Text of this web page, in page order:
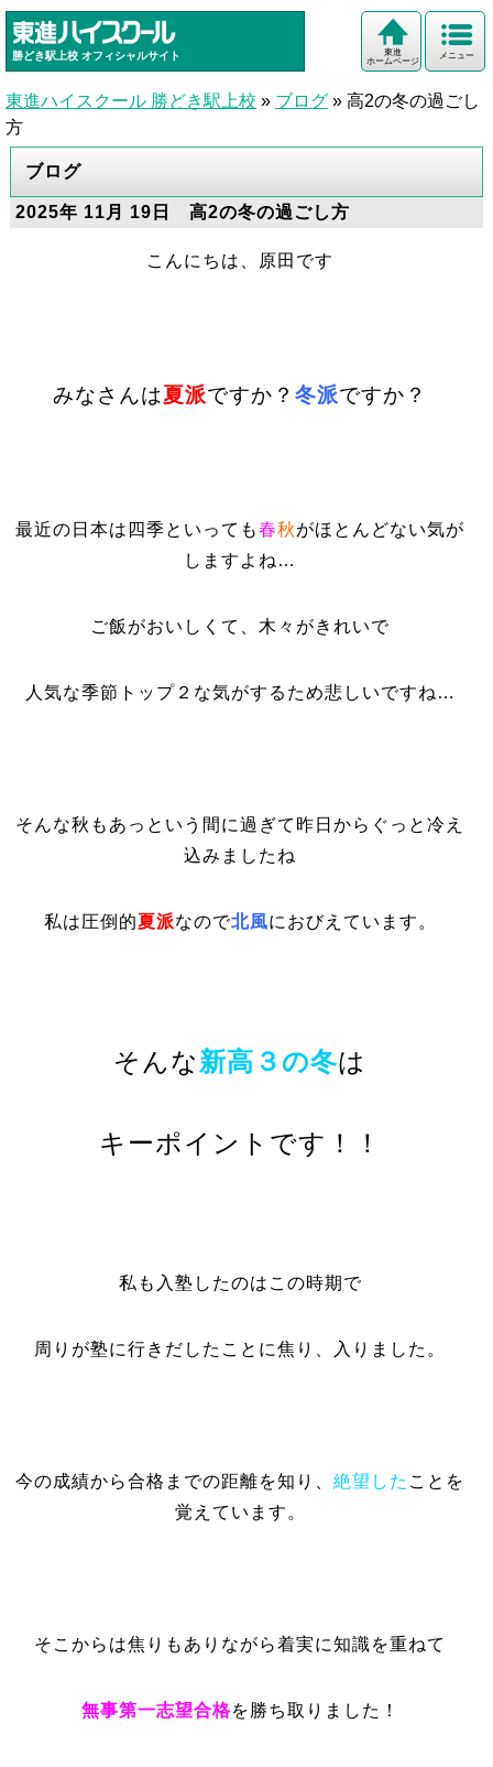
勝どき駅上校 オフィシャルサイト メニュー
東進
ホームページ
東進ハイスクール 勝どき駅上校 » ブログ » 高2の冬の過ごし
方
ブログ
2025年 11月 19日 高2の冬の過ごし方
こんにちは、原田です
みなさんは夏派ですか？冬派ですか？
最近の日本は四季といっても春秋がほとんどない気が
しますよね…
ご飯がおいしくて、木々がきれいで
人気な季節トップ２な気がするため悲しいですね…
そんな秋もあっという間に過ぎて昨日からぐっと冷え
込みましたね
私は圧倒的夏派なので北風におびえています。
そんな新高３の冬は
キーポイントです！！
私も入塾したのはこの時期で
周りが塾に行きだしたことに焦り、入りました。
今の成績から合格までの距離を知り、絶望した ことを
覚えています。
そこからは焦りもありながら着実に知識を重ねて
無事第一志望合格を勝ち取りました！